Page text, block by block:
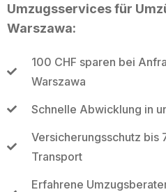
Umzugsservices für
Warszawa:
100 CHF sparen bei
Warszawa
Schnelle Abwicklung in
Versicherungsschutz bis
Transport
Erfahrene